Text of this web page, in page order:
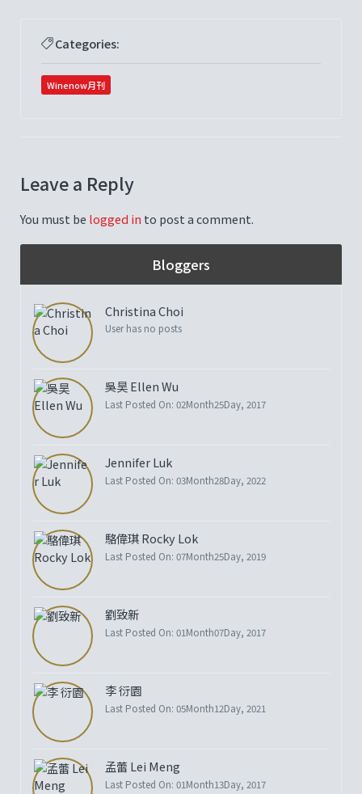
Categories:
Winenow月刊
Leave a Reply
You must be logged in to post a comment.
Bloggers
Christina Choi
User has no posts
吳昊 Ellen Wu
Last Posted On: 02Month25Day, 2017
Jennifer Luk
Last Posted On: 03Month28Day, 2022
駱偉琪 Rocky Lok
Last Posted On: 07Month25Day, 2019
劉致新
Last Posted On: 01Month07Day, 2017
李 衍園
Last Posted On: 05Month12Day, 2021
孟蕾 Lei Meng
Last Posted On: 01Month13Day, 2017